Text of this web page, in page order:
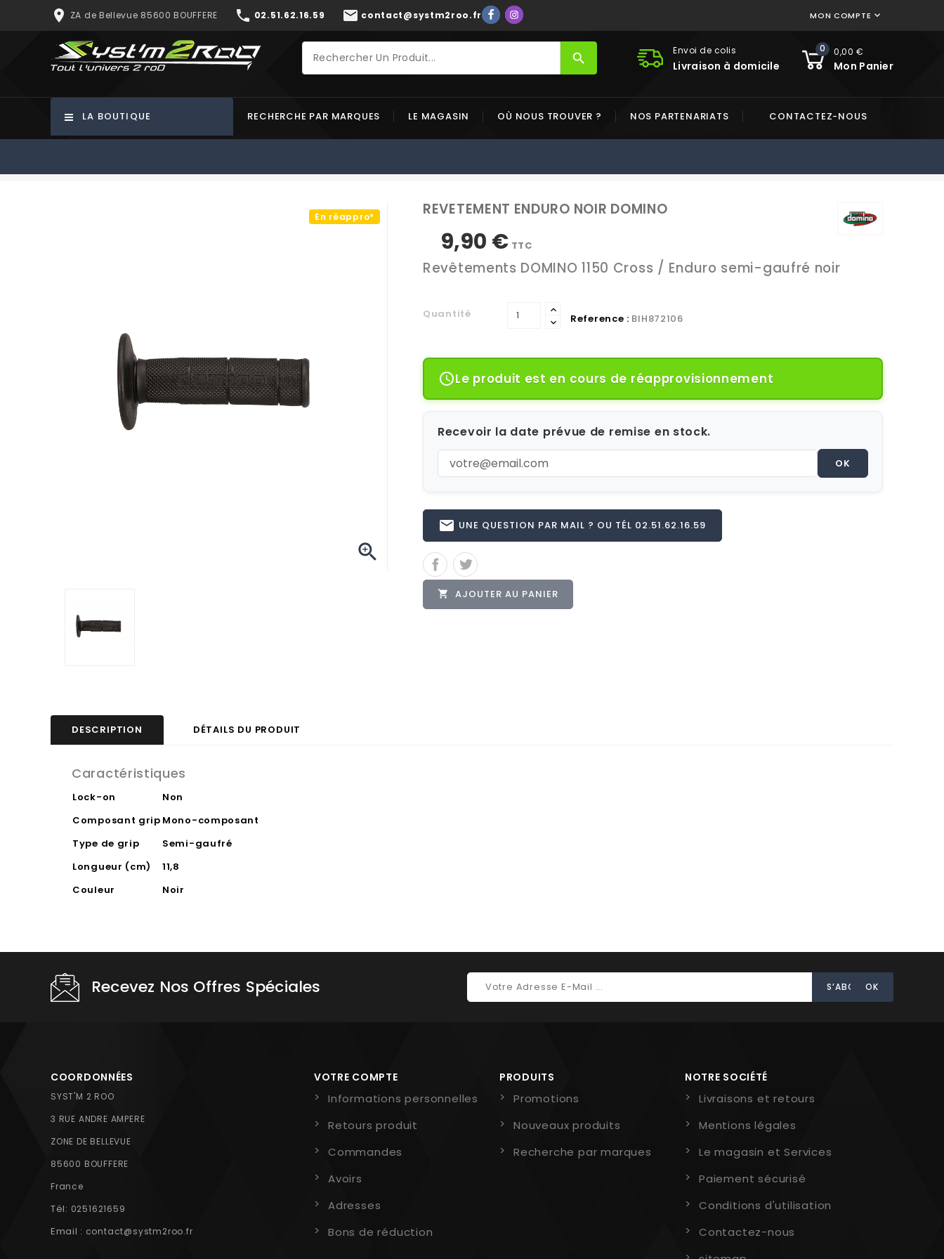
place ZA de Bellevue 85600 BOUFFERE phone 02.51.62.16.59 mail contact@systm2roo.fr MON COMPTE 
0 0,00 €
Mon Panier
Envoi de colis
Livraison à domicile
search
LA BOUTIQUE RECHERCHE PAR MARQUES LE MAGASIN OÙ NOUS TROUVER ? NOS PARTENARIATS CONTACTEZ-NOUS
En réappro*

REVETEMENT ENDURO NOIR DOMINO
9,90 € TTC
Revêtements DOMINO 1150 Cross / Enduro semi-gaufré noir
Quantité Reference : BIH872106
Le produit est en cours de réapprovisionnement
Recevoir la date prévue de remise en stock.
OK
email UNE QUESTION PAR MAIL ? OU TÉL 02.51.62.16.59
 AJOUTER AU PANIER
DESCRIPTION DÉTAILS DU PRODUIT
Caractéristiques
Lock-on
Non
Composant grip Mono-composant
Type de grip
Semi-gaufré
Longueur (cm)
11,8
Couleur
Noir
Recevez Nos Offres Spéciales
COORDONNÉES
SYST'M 2 ROO
3 RUE ANDRE AMPERE
ZONE DE BELLEVUE
85600 BOUFFERE
France
Tél: 0251621659
Email : contact@systm2roo.fr
VOTRE COMPTE
Informations personnelles
Retours produit
Commandes
Avoirs
Adresses
Bons de réduction
PRODUITS
Promotions
Nouveaux produits
Recherche par marques
NOTRE SOCIÉTÉ
Livraisons et retours
Mentions légales
Le magasin et Services
Paiement sécurisé
Conditions d'utilisation
Contactez-nous